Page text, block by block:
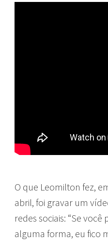
O que Leomilton fez,
abril, foi gravar um
redes sociais: “Se
alguma forma, eu fico